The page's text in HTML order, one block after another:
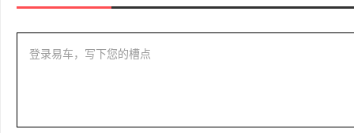
登录易车，写下您的槽点